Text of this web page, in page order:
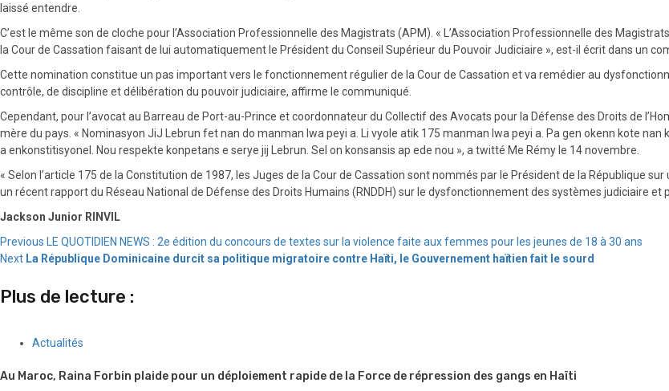
laissé entendre.
C’est le même son de cloche pour l’Association Professionnelle des Magistrats (APM). « L’Association Professionnelle des
la Cour de Cassation faisant de lui automatiquement le Président du Conseil Supérieur du Pouvoir Judiciaire », est-il écrit dans un
Cette nomination constitue un pas important vers le fonctionnement régulier de la Cour de Cassation et va remédier au
contrôle, de discipline et délibération du pouvoir judiciaire, affirme le communiqué.
Cependant, pour l’avocat au Barreau de Port-au-Prince et coordonnateur du Collectif des Avocats pour la Défense des Droits de
mère du pays. « Nominasyon JiJ Lebrun fet nan do manman lwa peyi a. Li vyole atik 175 manman lwa peyi a. Pa gen okenn kote
a enkonstitisyonel. Nou respekte konpetans e serye jij Lebrun. Sel on konsansis ap ede nou », a twitté Me Rémy le 14 novembre.
« Selon l’article 175 de la Constitution de 1987, les Juges de la Cour de Cassation sont nommés par le Président de la République
un récent rapport du Réseau National de Défense des Droits Humains (RNDDH) sur le dysfonctionnement des systèmes judiciaire et
Jackson Junior RINVIL
Continue
Reading
Previous LE QUOTIDIEN NEWS : 2e édition du concours de textes sur la violence faite aux femmes pour les jeunes de 18 à 30 ans
Next La République Dominicaine durcit sa politique migratoire contre Haïti, le Gouvernement haïtien fait le sourd
Plus de lecture :
Actualités
Au Maroc, Raina Forbin plaide pour un déploiement rapide de la Force de répression des gangs en Haïti